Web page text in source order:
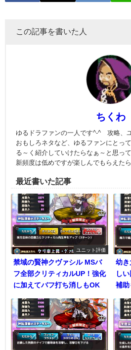
この記事を書いた人
ちくわ
ゆるドラファンの一人です^-^ 攻略、
おもしろネタなど、ゆるファンにとっ
る～く紹介していけたらなぁ～と思っ
新頻度は低めですが楽しんでもらえた
最近書いた記事
ユニット評価
禁域の賢神クヴァシル MSバ
フ全部クリティカルUP！強化
に加えてバフ打ち消しもOK
幼き
し
補助